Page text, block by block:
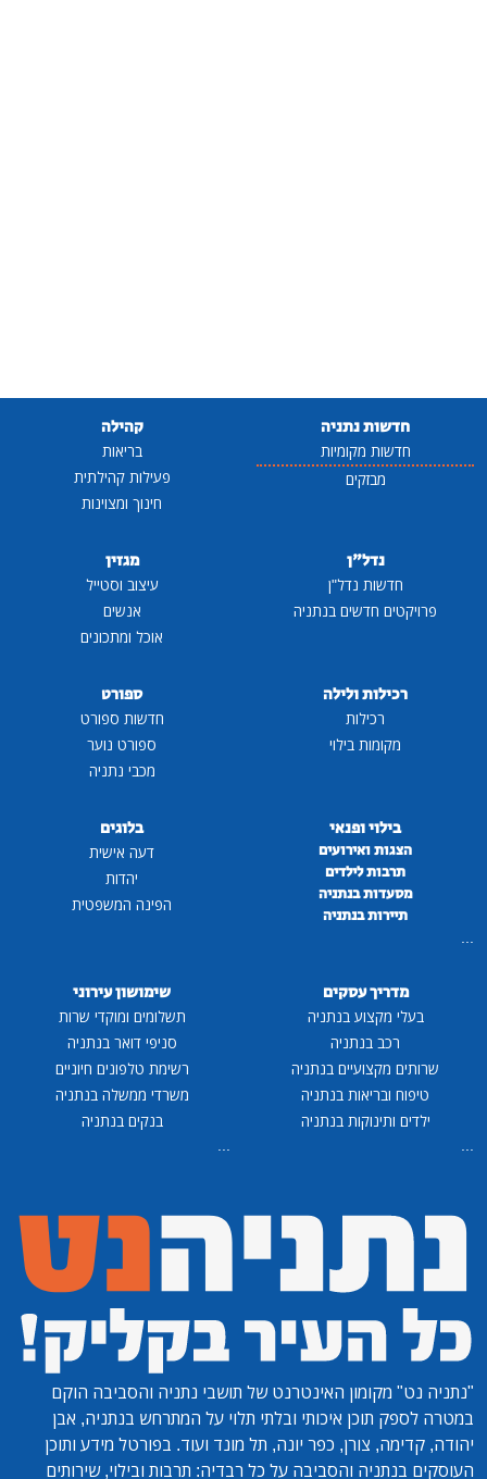
חדשות נתניה
חדשות מקומיות
מבזקים
קהילה
בריאות
פעילות קהילתית
חינוך ומצוינות
נדל"ן
חדשות נדל"ן
פרויקטים חדשים בנתניה
מגזין
עיצוב וסטייל
אנשים
אוכל ומתכונים
רכילות ולילה
רכילות
מקומות בילוי
ספורט
חדשות ספורט
ספורט נוער
מכבי נתניה
בילוי ופנאי
הצגות ואירועים
תרבות לילדים
מסעדות בנתניה
תיירות בנתניה
בלוגים
דעה אישית
יהדות
הפינה המשפטית
מדריך עסקים
בעלי מקצוע בנתניה
רכב בנתניה
שרותים מקצועיים בנתניה
טיפוח ובריאות בנתניה
ילדים ותינוקות בנתניה
שימושון עירוני
תשלומים ומוקדי שרות
סניפי דואר בנתניה
רשימת טלפונים חיוניים
משרדי ממשלה בנתניה
בנקים בנתניה
"נתניה נט" מקומון האינטרנט של תושבי נתניה והסביבה הוקם
במטרה לספק תוכן איכותי ובלתי תלוי על המתרחש בנתניה, אבן
יהודה, קדימה, צורן, כפר יונה, תל מונד ועוד. בפורטל מידע ותוכן
העוסקים בנתניה והסביבה על כל רבדיה: תרבות ובילוי, שירותים